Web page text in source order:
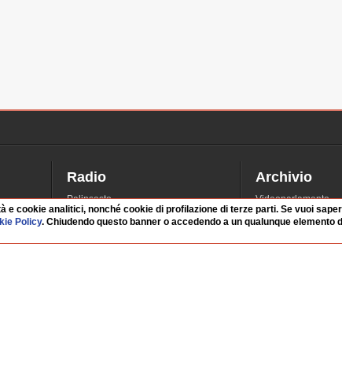
Radio
Palinsesto
Riascolta
Archivio
Videoparlamento
Istituzioni
e cookie analitici, nonché cookie di profilazione di terze parti. Se vuoi
Policy. Chiudendo questo banner o accedendo a un qualunque elemento